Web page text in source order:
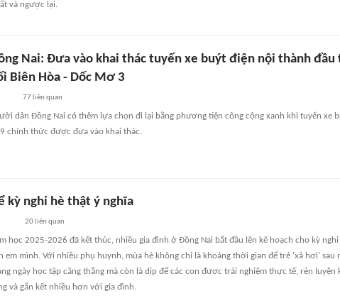
và ngược lại.
Nai: Đưa vào khai thác tuyến xe buýt điện nội thành đầu
Biên Hòa - Dốc Mơ 3
77liên quan
dân Đồng Nai có thêm lựa chọn đi lại bằng phương tiện công cộng xanh khi tuyến xe
chính thức được đưa vào khai thác.
kỳ nghỉ hè thật ý nghĩa
20liên quan
học 2025-2026 đã kết thúc, nhiều gia đình ở Đồng Nai bắt đầu lên kế hoạch cho kỳ nghỉ
em mình. Với nhiều phụ huynh, mùa hè không chỉ là khoảng thời gian để trẻ 'xả hơi' sau
ngày học tập căng thẳng mà còn là dịp để các con được trải nghiệm thực tế, rèn luyện
và gắn kết nhiều hơn với gia đình.